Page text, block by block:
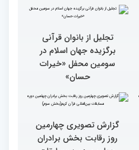
جزئیات پنجمین روز رقابت
بخش برادران مسابقات
بین‌المللی قرآن کریم
تجلیل از بانوان قرآنی
برگزیده جهان اسلام در
سومین محفل «خیرات
حسان»